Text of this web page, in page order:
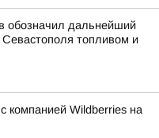
обозначил дальнейший
топливом и
компанией Wildberries на